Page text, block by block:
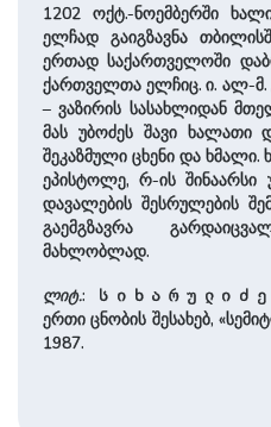
1202 ოქტ.-ნოემბერში
ელჩად გაიგზავნა
ერთად საქართველოში
ქართველთა ელჩიც. ი. ალ-მ.
– ვაზირის სასახლიდან
მას უბოძეს შავი ხალათი
შეკაზმული ცხენი და
ეპისტოლე, რ-ის შინაარსი
დავალების შესრულების
გაემგზავრა
მახლობლად.
ლიტ.: სიხარულიძე
ერთი ცნობის შესახებ,
1987.